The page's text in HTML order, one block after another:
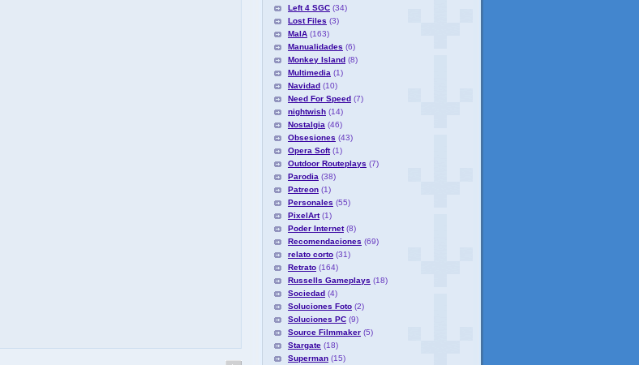
Left 4 SGC (34)
Lost Files (3)
MaIA (163)
Manualidades (6)
Monkey Island (8)
Multimedia (1)
Navidad (10)
Need For Speed (7)
nightwish (14)
Nostalgia (46)
Obsesiones (43)
Opera Soft (1)
Outdoor Routeplays (7)
Parodia (38)
Patreon (1)
Personales (55)
PixelArt (1)
Poder Internet (8)
Recomendaciones (69)
relato corto (31)
Retrato (164)
Russells Gameplays (18)
Sociedad (4)
Soluciones Foto (2)
Soluciones PC (9)
Source Filmmaker (5)
Stargate (18)
Superman (15)